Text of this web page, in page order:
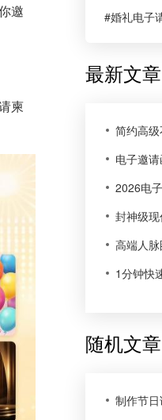
邀
柬
最新文章
随机文章